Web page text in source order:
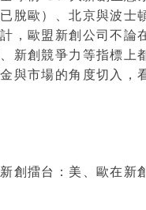
脫歐）、北京與波士
，歐盟新創公司不論
新創競爭力等指標上
與市場的角度切入，
新創擂台：美、歐在新